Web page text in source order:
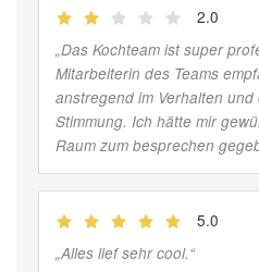
2.0
„Das Kochteam ist super
Mitarbeiterin des Teams
anstregend im Verhalten
Stimmung. Ich hätte mir
Raum zum besprechen
5.0
„Alles lief sehr cool.“